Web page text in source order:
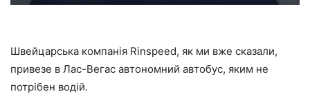
Швейцарська компанія Rinspeed, як ми вже сказали,
привезе в Лас-Вегас автономний автобус, яким не
потрібен водій.